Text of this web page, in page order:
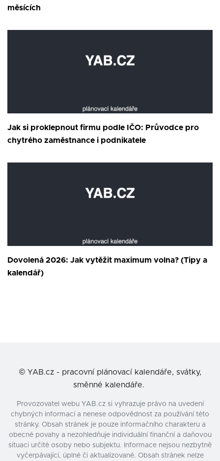
měsících
Jak si proklepnout firmu podle IČO: Průvodce pro
chytrého zaměstnance i podnikatele
Dovolená 2026: Jak vytěžit maximum volna? (Tipy a
kalendář)
© YAB.cz - pracovní plánovací kalendáře, svátky,
směnné kalendáře.
Provozovatel webu YAB.cz si vyhrazuje právo na uvedení
chybných informací a nenese odpovědnost za používání této
stránky. Obsah stránek je pouze informačního charakteru a
obecné povahy a nezohledňuje individuální finanční a daňovou
situaci určité osoby nebo subjektu. Informace nejsou nezbytně
vyčerpávající, úplné či aktualizované. Obsah stránek nelze